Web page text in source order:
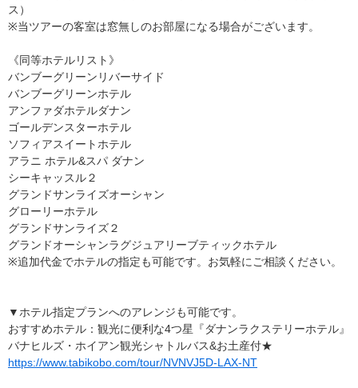
ス）
※当ツアーの客室は窓無しのお部屋になる場合がございます。
《同等ホテルリスト》
バンブーグリーンリバーサイド
バンブーグリーンホテル
アンファダホテルダナン
ゴールデンスターホテル
ソフィアスイートホテル
アラニ ホテル&スパ ダナン
シーキャッスル２
グランドサンライズオーシャン
グローリーホテル
グランドサンライズ２
グランドオーシャンラグジュアリーブティックホテル
※追加代金でホテルの指定も可能です。お気軽にご相談ください。
▼ホテル指定プランへのアレンジも可能です。
おすすめホテル：観光に便利な4つ星『ダナンラクステリーホテル』
バナヒルズ・ホイアン観光シャトルバス&お土産付★
https://www.tabikobo.com/tour/NVNVJ5D-LAX-NT